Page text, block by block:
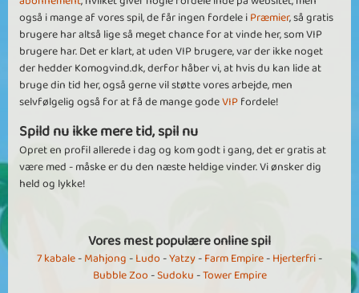
også i mange af vores spil, de får ingen fordele iPræmier, så gratis
brugere har altså lige så meget chance for at vinde her, som VIP
brugere har. Det er klart, at uden VIP brugere, var der ikke noget
der hedder Komogvind.dk, derfor håber vi, at hvis du kan lide at
bruge din tid her, også gerne vil støtte vores arbejde, men
selvfølgelig også for at få de mange godeVIPfordele!
Spild nu ikke mere tid, spil nu
Opret en profil allerede i dag og kom godt i gang, det er gratis at
være med - måske er du den næste heldige vinder. Vi ønsker dig
held og lykke!
Vores mest populære online spil
7 kabale-Mahjong-Ludo-Yatzy-Farm Empire-Hjerterfri-
Bubble Zoo-Sudoku-Tower Empire